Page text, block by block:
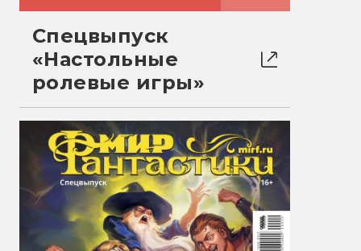
Спецвыпуск
«Настольные
ролевые игры»